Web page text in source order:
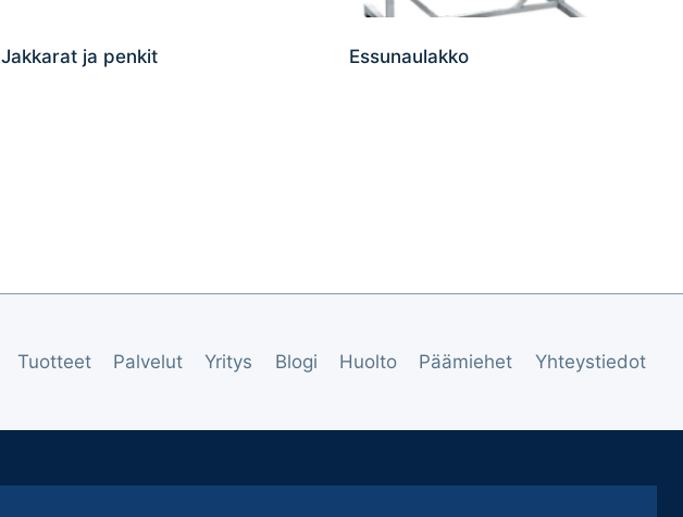
Jakkarat ja penkit Essunaulakko
Tuotteet Palvelut Yritys Blogi Huolto Päämiehet Yhteystiedot